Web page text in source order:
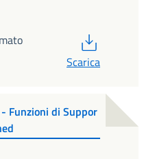
Scarica
Funzioni di Suppor